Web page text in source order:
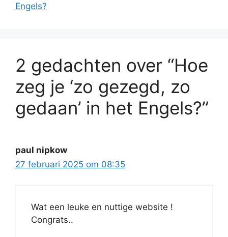
Engels?
2 gedachten over “Hoe
zeg je ‘zo gezegd, zo
gedaan’ in het Engels?”
paul nipkow
27 februari 2025 om 08:35
Wat een leuke en nuttige website !
Congrats..